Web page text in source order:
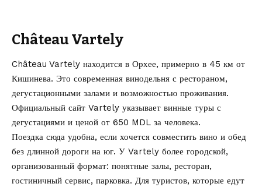
Château Vartely
Château Vartely находится в Орхее, примерно в 45 км от
Кишинева. Это современная винодельня с рестораном,
дегустационными залами и возможностью проживания.
Официальный сайт Vartely указывает винные туры с
дегустациями и ценой от 650 MDL за человека.
Поездка сюда удобна, если хочется совместить вино и обед
без длинной дороги на юг. У Vartely более городской,
организованный формат: понятные залы, ресторан,
гостиничный сервис, парковка. Для туристов, которые едут